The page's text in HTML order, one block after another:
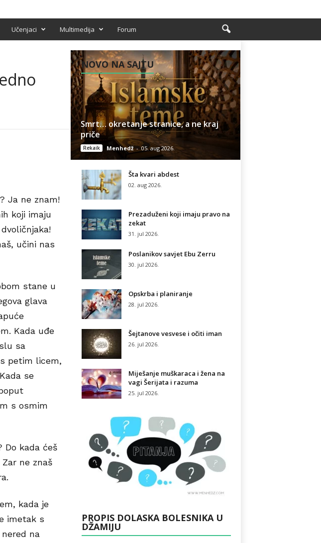
Učenjaci Multimedija Forum
Ja ne znam!
koji imaju
učini nas
stane u
glava
Kada uđe
sa
petim licem,
se
s osmim
Do kada ćeš
ne znaš
kada je
imetak s
na
NOVO NA SAJTU
Smrt… okretanje stranice, a ne kraj
priče
Rekaik Menhedž - 05. aug 2026.
Šta kvari abdest
02. aug 2026.
Prezaduženi koji imaju pravo na
zekat
31. jul 2026.
Poslanikov savjet Ebu Zerru
30. jul 2026.
Opskrba i planiranje
28. jul 2026.
Šejtanove vesvese i očiti iman
26. jul 2026.
Miješanje muškaraca i žena na
vagi Šerijata i razuma
25. jul 2026.
PROPIS DOLASKA BOLESNIKA U
DŽAMIJU